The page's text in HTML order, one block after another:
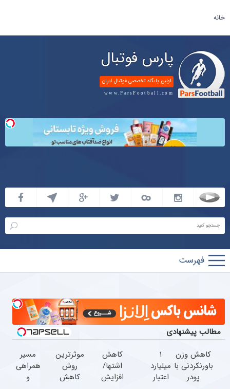
خانه
پارس فوتبال
اولین پایگاه تخصصی فوتبال ایران
www.ParsFootball.com
پارس
فوتبال
مطالب پیشنهادی
کاهش وزن
باورنکردنی با
پودر
۱
میلیارد
اعتبار
کاهش
اشتها/
افزایش
موثرترین
روش
کاهش
مسیر
همراهی
و